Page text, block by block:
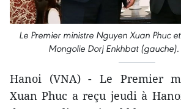
Le Premier ministre Nguyen Xuan Phuc
Mongolie Dorj Enkhbat (gauche).
Hanoi (VNA) - Le Premier
Xuan Phuc a reçu jeudi à